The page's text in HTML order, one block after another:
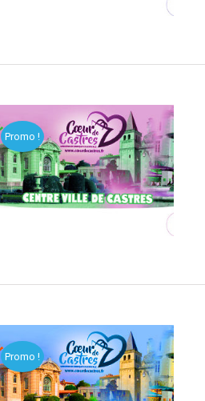
Promo !
Promo !